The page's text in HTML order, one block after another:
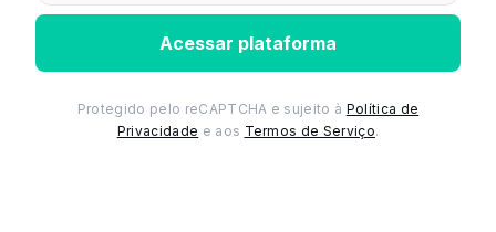
Acessar plataforma
Protegido pelo reCAPTCHA e sujeito à Política de
Privacidade e aos Termos de Serviço.